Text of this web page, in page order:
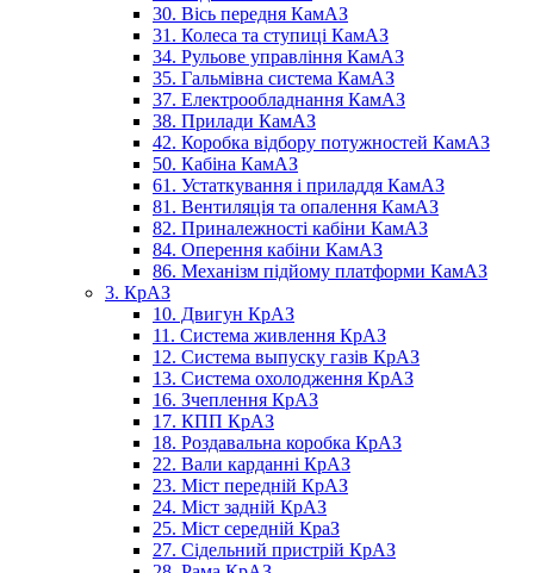
30. Вісь передня КамАЗ
31. Колеса та ступиці КамАЗ
34. Рульове управління КамАЗ
35. Гальмівна система КамАЗ
37. Електрообладнання КамАЗ
38. Прилади КамАЗ
42. Коробка відбору потужностей КамАЗ
50. Кабіна КамАЗ
61. Устаткування і приладдя КамАЗ
81. Вентиляція та опалення КамАЗ
82. Приналежності кабіни КамАЗ
84. Оперення кабіни КамАЗ
86. Механізм підйому платформи КамАЗ
3. КрАЗ
10. Двигун КрАЗ
11. Система живлення КрАЗ
12. Система выпуску газів КрАЗ
13. Система охолодження КрАЗ
16. Зчеплення КрАЗ
17. КПП КрАЗ
18. Роздавальна коробка КрАЗ
22. Вали карданні КрАЗ
23. Міст передній КрАЗ
24. Міст задній КрАЗ
25. Міст середній КраЗ
27. Сідельний пристрій КрАЗ